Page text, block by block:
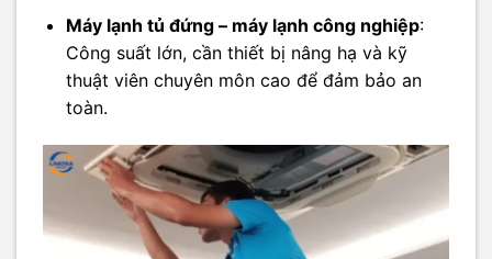
Máy lạnh tủ đứng – máy lạnh công nghiệp:
Công suất lớn, cần thiết bị nâng hạ và kỹ
thuật viên chuyên môn cao để đảm bảo an
toàn.